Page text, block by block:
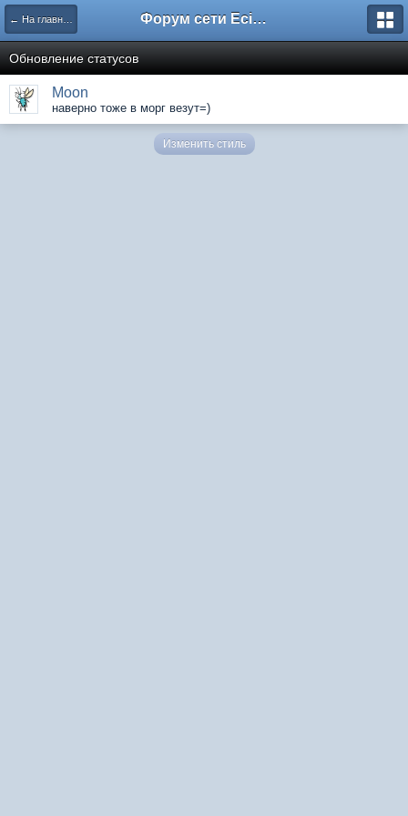
← На главную Форум сети EciлNet
Обновление статусов
Moon
наверно тоже в морг везут=)
Изменить стиль